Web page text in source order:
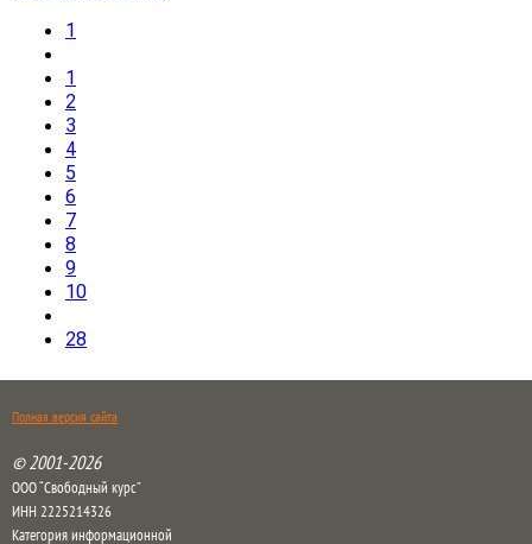
1
1
2
3
4
5
6
7
8
9
10
28
Полная версия сайта
© 2001-2026
ООО “Свободный курс”
ИНН 2225214326
Категория информационной